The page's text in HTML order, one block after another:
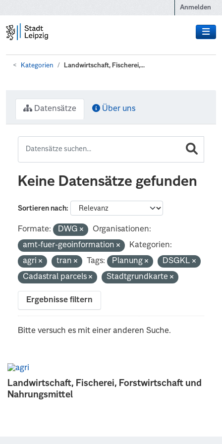
Anmelden
Kategorien Landwirtschaft, Fischerei,...
Landwirtschaft, Fischerei, Forstwirtschaft und
Nahrungsmittel
Datensätze Über uns
Keine Datensätze gefunden
Sortieren nach
Formate: DWG
Organisationen:
amt-fuer-geoinformation
Kategorien:
agri
tran Tags: Planung
DSGKL
Cadastral parcels
Stadtgrundkarte
Ergebnisse filtern
Bitte versuch es mit einer anderen Suche.